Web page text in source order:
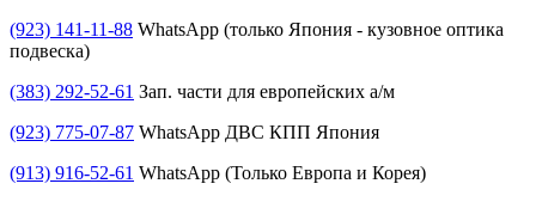
(923) 141-11-88 WhatsApp (только Япония - кузовное оптика
подвеска)
(383) 292-52-61 Зап. части для европейских а/м
(923) 775-07-87 WhatsApp ДВС КПП Япония
(913) 916-52-61 WhatsApp (Только Европа и Корея)